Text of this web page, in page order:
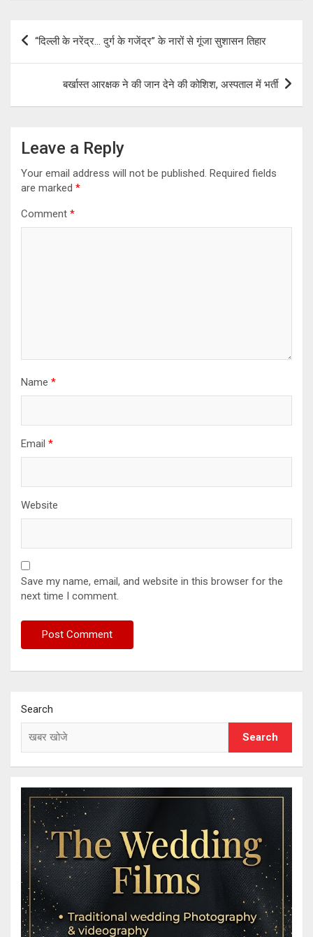
Post
navigation
“दिल्ली के नरेंद्र… दुर्ग के गजेंद्र” के नारों से गूंजा सुशासन तिहार
बर्खास्त आरक्षक ने की जान देने की कोशिश, अस्पताल में भर्ती
Leave a Reply
Your email address will not be published. Required fields
are marked *
Comment *
Name *
Email *
Website
Save my name, email, and website in this browser for the
next time I comment.
Search
Search